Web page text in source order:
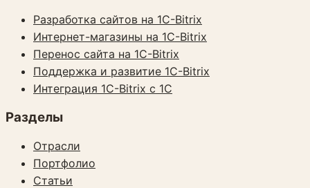
Разработка сайтов на 1C-Bitrix
Интернет-магазины на 1C-Bitrix
Перенос сайта на 1C-Bitrix
Поддержка и развитие 1C-Bitrix
Интеграция 1C-Bitrix с 1С
Разделы
Отрасли
Портфолио
Статьи